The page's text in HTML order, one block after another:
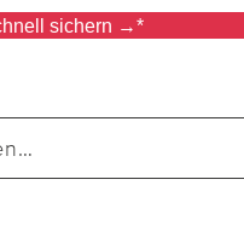
sichern →*